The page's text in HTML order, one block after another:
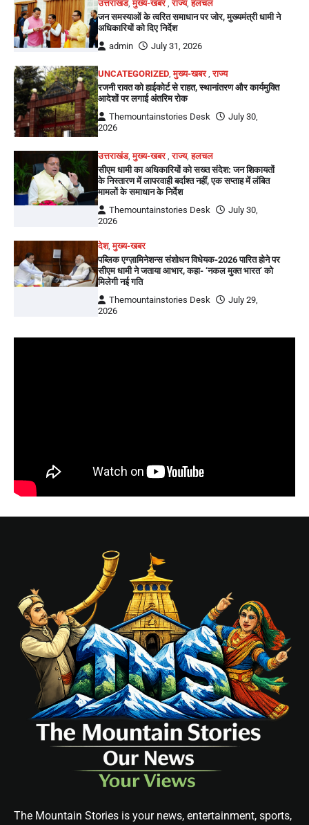
उत्तराखंड,मुख्य-खबर ,राज्य,हलचल
जन समस्याओं के त्वरित समाधान पर जोर, मुख्यमंत्री धामी ने
अधिकारियों को दिए निर्देश
admin
July 31, 2026
UNCATEGORIZED,मुख्य-खबर,राज्य
रजनी रावत को हाईकोर्ट से राहत, स्थानांतरण और कार्यमुक्ति
आदेशों पर लगाई अंतरिम रोक
Themountainstories Desk
July 30,
2026
उत्तराखंड,मुख्य-खबर ,राज्य,हलचल
सीएम धामी का अधिकारियों को सख्त संदेश: जन शिकायतों
के निस्तारण में लापरवाही बर्दाश्त नहीं, एक सप्ताह में लंबित
मामलों के समाधान के निर्देश
Themountainstories Desk
July 30,
2026
देश,मुख्य-खबर
पब्लिक एग्ज़ामिनेशन्स संशोधन विधेयक-2026 पारित होने पर
सीएम धामी ने जताया आभार, कहा- ‘नकल मुक्त भारत’ को
मिलेगी नई गति
Themountainstories Desk
July 29,
2026
The Mountain Stories is your news, entertainment, sports,